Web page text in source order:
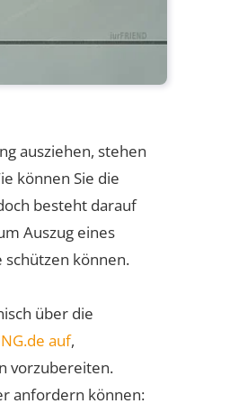
ausziehen, stehen
können Sie die
besteht darauf
Auszug eines
schützen können.
über die
auf,
vorzubereiten.
anfordern können: